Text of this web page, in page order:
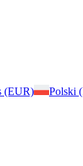
(EUR) Polski